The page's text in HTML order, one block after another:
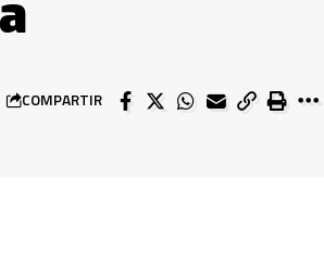
COMPARTIR